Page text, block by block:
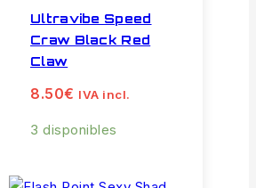
Ultravibe Speed
Craw Black Red
Claw
8.50€ IVA incl.
3 disponibles